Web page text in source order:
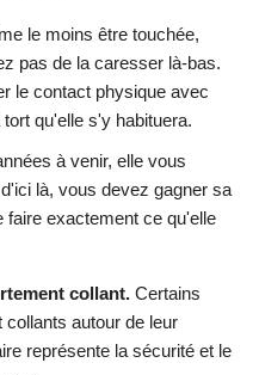
le moins être touchée,
pas de la caresser là-bas.
le contact physique avec
qu'elle s'y habituera.
à venir, elle vous
là, vous devez gagner sa
faire exactement ce qu'elle
collant. Certains
autour de leur
représente la sécurité et le